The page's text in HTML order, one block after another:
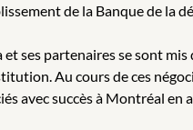
de la Banque de la
ses partenaires se sont mis
Au cours de ces
avec succès à Montréal